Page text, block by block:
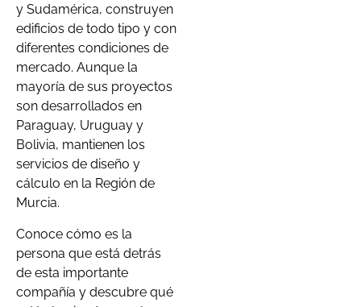
y Sudamérica, construyen
edificios de todo tipo y con
diferentes condiciones de
mercado. Aunque la
mayoría de sus proyectos
son desarrollados en
Paraguay, Uruguay y
Bolivia, mantienen los
servicios de diseño y
cálculo en la Región de
Murcia.
Conoce cómo es la
persona que está detrás
de esta importante
compañía y descubre qué